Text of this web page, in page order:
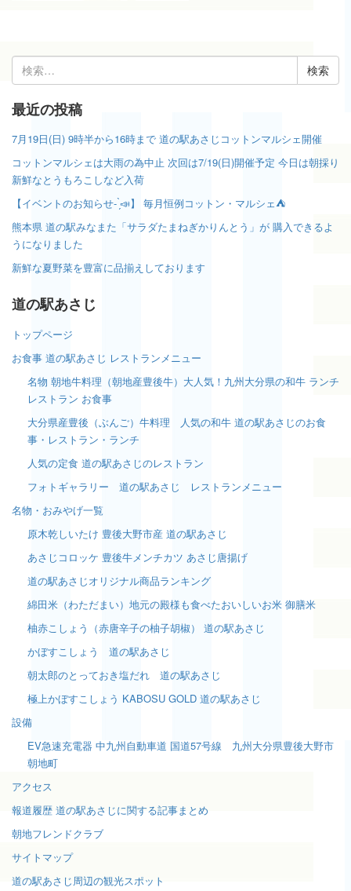
検
索:
最近の投稿
7月19日(日) 9時半から16時まで 道の駅あさじコットンマルシェ開催
コットンマルシェは大雨の為中止 次回は7/19(日)開催予定 今日は朝採り
新鮮なとうもろこしなど入荷
【イベントのお知らせ- ̗̀📣】 毎月恒例コットン・マルシェ⛺️
熊本県 道の駅みなまた「サラダたまねぎかりんとう」が 購入できるよ
うになりました
新鮮な夏野菜を豊富に品揃えしております
道の駅あさじ
トップページ
お食事 道の駅あさじ レストランメニュー
名物 朝地牛料理（朝地産豊後牛）大人気！九州大分県の和牛 ランチ
レストラン お食事
大分県産豊後（ぶんご）牛料理 人気の和牛 道の駅あさじのお食
事・レストラン・ランチ
人気の定食 道の駅あさじのレストラン
フォトギャラリー 道の駅あさじ レストランメニュー
名物・おみやげ一覧
原木乾しいたけ 豊後大野市産 道の駅あさじ
あさじコロッケ 豊後牛メンチカツ あさじ唐揚げ
道の駅あさじオリジナル商品ランキング
綿田米（わただまい）地元の殿様も食べたおいしいお米 御膳米
柚赤こしょう（赤唐辛子の柚子胡椒） 道の駅あさじ
かぼすこしょう 道の駅あさじ
朝太郎のとっておき塩だれ 道の駅あさじ
極上かぼすこしょう KABOSU GOLD 道の駅あさじ
設備
EV急速充電器 中九州自動車道 国道57号線 九州大分県豊後大野市
朝地町
アクセス
報道履歴 道の駅あさじに関する記事まとめ
朝地フレンドクラブ
サイトマップ
道の駅あさじ周辺の観光スポット